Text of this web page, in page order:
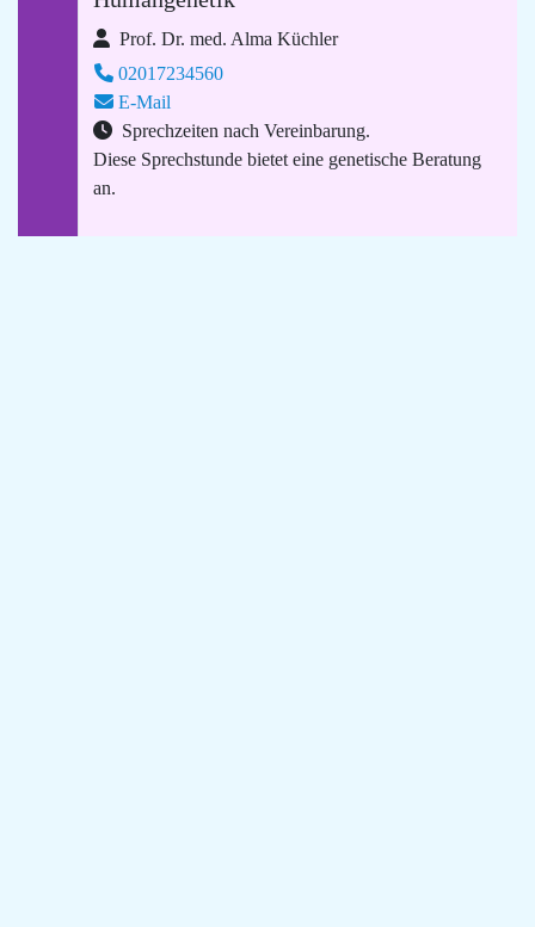
Prof. Dr. med. Alma Küchler
02017234560
E-Mail
Sprechzeiten nach Vereinbarung.
Diese Sprechstunde bietet eine genetische Beratung
an.